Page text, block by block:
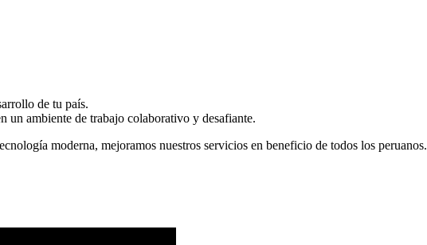
de tu país.
un ambiente de trabajo colaborativo y desafiante.
moderna, mejoramos nuestros servicios en beneficio de todos los peruanos.